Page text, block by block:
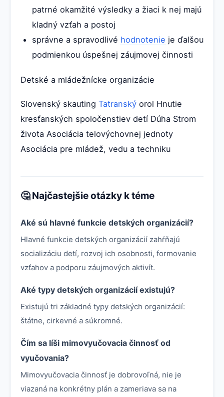
patrné okamžité výsledky a žiaci k nej majú
kladný vzťah a postoj
správne a spravodlivé hodnotenie je ďalšou
podmienkou úspešnej záujmovej činnosti
Detské a mládežnícke organizácie
Slovenský skauting Tatranský orol Hnutie
kresťanských spoločenstiev detí Dúha Strom
života Asociácia telovýchovnej jednoty
Asociácia pre mládež, vedu a techniku
🤔 Najčastejšie otázky k téme
Aké sú hlavné funkcie detských organizácií?
Hlavné funkcie detských organizácií zahŕňajú
socializáciu detí, rozvoj ich osobnosti, formovanie
vzťahov a podporu záujmových aktivít.
Aké typy detských organizácií existujú?
Existujú tri základné typy detských organizácií:
štátne, cirkevné a súkromné.
Čím sa líši mimovyučovacia činnosť od
vyučovania?
Mimovyučovacia činnosť je dobrovoľná, nie je
viazaná na konkrétny plán a zameriava sa na